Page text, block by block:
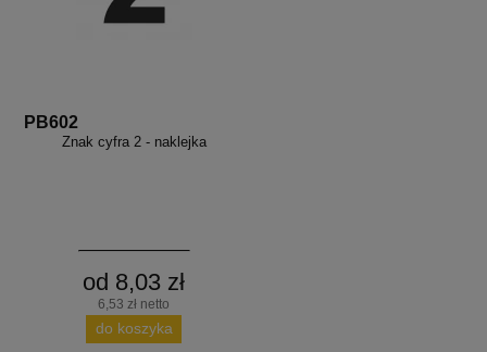
PB602
Znak cyfra 2 - naklejka
od 8,03 zł
6,53 zł netto
do koszyka